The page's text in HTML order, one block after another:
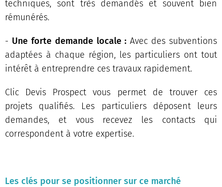
techniques, sont très demandés et souvent bien
rémunérés.
- Une forte demande locale :Avec des subventions
adaptées à chaque région, les particuliers ont tout
intérêt à entreprendre ces travaux rapidement.
Clic Devis Prospect vous permet de trouver ces
projets qualifiés. Les particuliers déposent leurs
demandes, et vous recevez les contacts qui
correspondent à votre expertise.
Les clés pour se positionner sur ce marché